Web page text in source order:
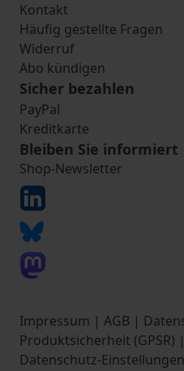
Kontakt
Häufig gestellte Fragen
Widerruf
Abo kündigen
Sicher bezahlen
PayPal
Kreditkarte
Bleiben Sie informiert
Shop-Newsletter
Impressum | AGB |
Produktsicherheit (GPSR) |
Datenschutz-Einstellungen